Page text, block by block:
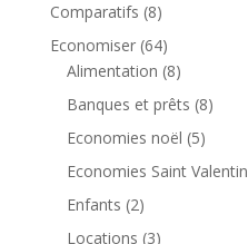
Comparatifs (8)
Economiser(64)
Alimentation (8)
Banques et prêts (8)
Economies noël (5)
Economies Saint Valentin
Enfants (2)
Locations (3)